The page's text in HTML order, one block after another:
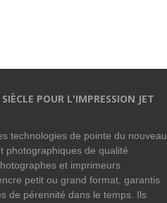
POUR L'IMPRESSION JET
technologies de pointe du nouveau
photographiques de qualité
et imprimeurs
petit ou grand format, garantis
de pérennité dans le temps. Ils